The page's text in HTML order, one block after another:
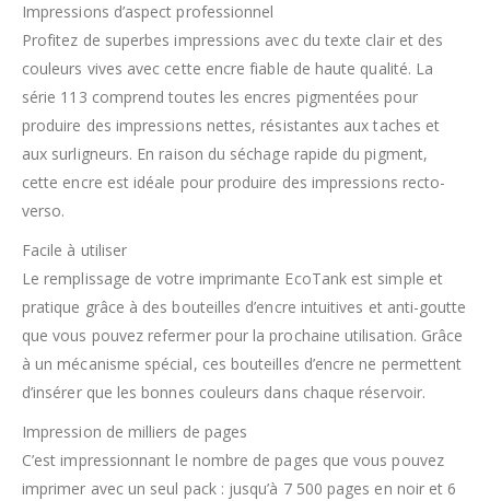
Impressions d’aspect professionnel
Profitez de superbes impressions avec du texte clair et des
couleurs vives avec cette encre fiable de haute qualité. La
série 113 comprend toutes les encres pigmentées pour
produire des impressions nettes, résistantes aux taches et
aux surligneurs. En raison du séchage rapide du pigment,
cette encre est idéale pour produire des impressions recto-
verso.
Facile à utiliser
Le remplissage de votre imprimante EcoTank est simple et
pratique grâce à des bouteilles d’encre intuitives et anti-goutte
que vous pouvez refermer pour la prochaine utilisation. Grâce
à un mécanisme spécial, ces bouteilles d’encre ne permettent
d’insérer que les bonnes couleurs dans chaque réservoir.
Impression de milliers de pages
C’est impressionnant le nombre de pages que vous pouvez
imprimer avec un seul pack : jusqu’à 7 500 pages en noir et 6